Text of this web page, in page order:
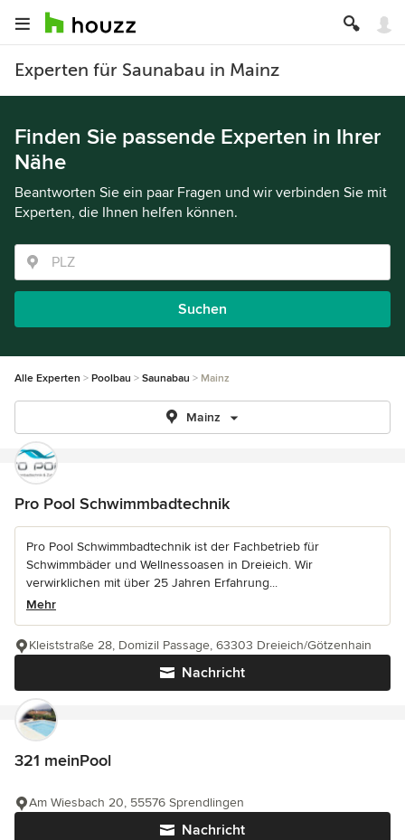
Experten für Saunabau in Mainz
Finden Sie passende Experten in Ihrer
Nähe
Beantworten Sie ein paar Fragen und wir verbinden Sie mit
Experten, die Ihnen helfen können.
Suchen
Alle Experten Poolbau Saunabau Mainz
Mainz
Pro Pool Schwimmbadtechnik
Pro Pool Schwimmbadtechnik ist der Fachbetrieb für
Schwimmbäder und Wellnessoasen in Dreieich. Wir
verwirklichen mit über 25 Jahren Erfahrung...
Mehr
Nachricht
Kleiststraße 28, Domizil Passage, 63303 Dreieich/Götzenhain
321 meinPool
Nachricht
Am Wiesbach 20, 55576 Sprendlingen